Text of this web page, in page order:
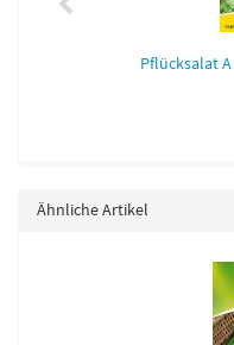
Pflücksalat
Ähnliche Artikel